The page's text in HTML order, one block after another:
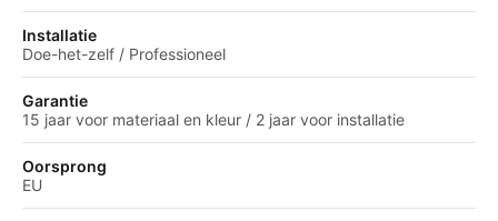
Installatie
Doe-het-zelf / Professioneel
Garantie
15 jaar voor materiaal en kleur / 2 jaar voor installatie
Oorsprong
EU